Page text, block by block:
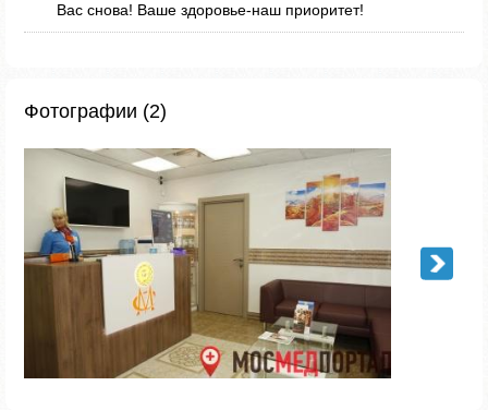
Вас снова! Ваше здоровье-наш приоритет!
Фотографии (2)